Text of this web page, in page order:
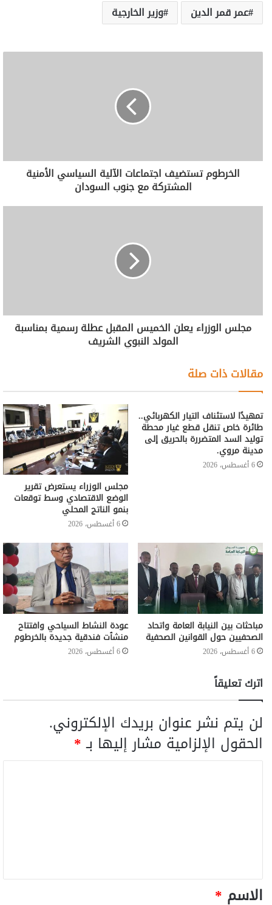
عمر قمر الدين
وزير الخارجية
الخرطوم تستضيف اجتماعات الآلية السياسي الأمنية
المشتركة مع جنوب السودان
مجلس الوزراء يعلن الخميس المقبل عطلة رسمية بمناسبة
المولد النبوي الشريف
مقالات ذات صلة
تمهيدًا لاستئناف التيار الكهربائي..
طائرة خاص تنقل قطع غيار محطة
توليد السد المتضررة بالحريق إلى
مدينة مروي.
6 أغسطس، 2026
مجلس الوزراء يستعرض تقرير
الوضع الاقتصادي وسط توقعات
بنمو الناتج المحلي
6 أغسطس، 2026
مباحثات بين النيابة العامة واتحاد
الصحفيين حول القوانين الصحفية
6 أغسطس، 2026
عودة النشاط السياحي وافتتاح
منشٱت فندقية جديدة بالخرطوم
6 أغسطس، 2026
اترك تعليقاً
لن يتم نشر عنوان بريدك الإلكتروني.
الحقول الإلزامية مشار إليها بـ*
الاسم *